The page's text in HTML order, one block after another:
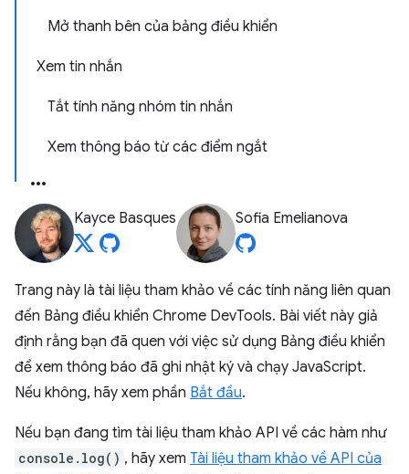
Mở thanh bên của bảng điều khiển
Xem tin nhắn
Tắt tính năng nhóm tin nhắn
Xem thông báo từ các điểm ngắt
Kayce Basques Sofia Emelianova
Trang này là tài liệu tham khảo về các tính năng liên quan
đến Bảng điều khiển Chrome DevTools. Bài viết này giả
định rằng bạn đã quen với việc sử dụng Bảng điều khiển
để xem thông báo đã ghi nhật ký và chạy JavaScript.
Nếu không, hãy xem phần Bắt đầu.
Nếu bạn đang tìm tài liệu tham khảo API về các hàm như
console.log() , hãy xem Tài liệu tham khảo về API của